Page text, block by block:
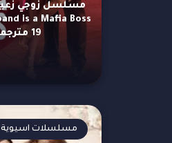
19 مترجمة
مسلسلات اسيوية